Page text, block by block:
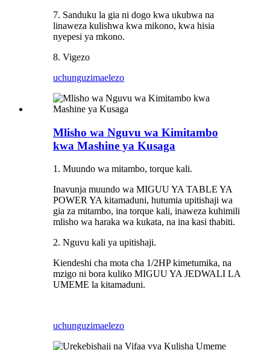
7. Sanduku la gia ni dogo kwa ukubwa na
linaweza kulishwa kwa mikono, kwa hisia
nyepesi ya mkono.
8. Vigezo
uchunguzimaelezo
Mlisho wa Nguvu wa Kimitambo
kwa Mashine ya Kusaga
1. Muundo wa mitambo, torque kali.
Inavunja muundo wa MIGUU YA TABLE YA
POWER YA kitamaduni, hutumia upitishaji wa
gia za mitambo, ina torque kali, inaweza kuhimili
mlisho wa haraka wa kukata, na ina kasi thabiti.
2. Nguvu kali ya upitishaji.
Kiendeshi cha mota cha 1/2HP kimetumika, na
mzigo ni bora kuliko MIGUU YA JEDWALI LA
UMEME la kitamaduni.
uchunguzimaelezo